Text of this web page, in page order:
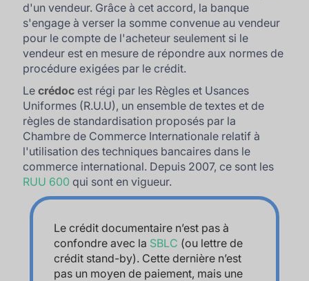
d'un vendeur. Grâce à cet accord, la banque
s'engage à verser la somme convenue au vendeur
pour le compte de l'acheteur seulement si le
vendeur est en mesure de répondre aux normes de
procédure exigées par le crédit.
Lecrédoc est régi par les Règles et Usances
Uniformes (R.U.U), un ensemble de textes et de
règles de standardisation proposés par la
Chambre de Commerce Internationale relatif à
l'utilisation des techniques bancaires dans le
commerce international. Depuis 2007, ce sont les
RUU 600 qui sont en vigueur.
Le crédit documentaire n’est pas à
confondre avec la SBLC (ou lettre de
crédit stand-by). Cette dernière n’est
pas un moyen de paiement, mais une